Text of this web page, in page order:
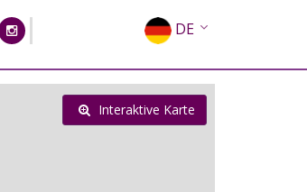
DE
EN
EL
Interaktive Karte